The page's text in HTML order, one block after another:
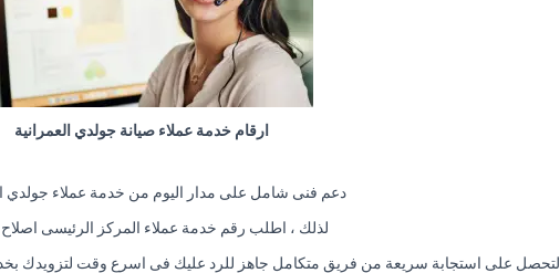
ارقام خدمة عملاء صيانة جولدي العمرانية
دعم فنى شامل على مدار اليوم من خدمة عملاء جولدي
لذلك ، اطلب رقم خدمة عملاء المركز الرئيسى
لتحصل على استجابة سريعة من فريق متكامل جاهز للرد عليك فى اسرع وقت لتزويدك